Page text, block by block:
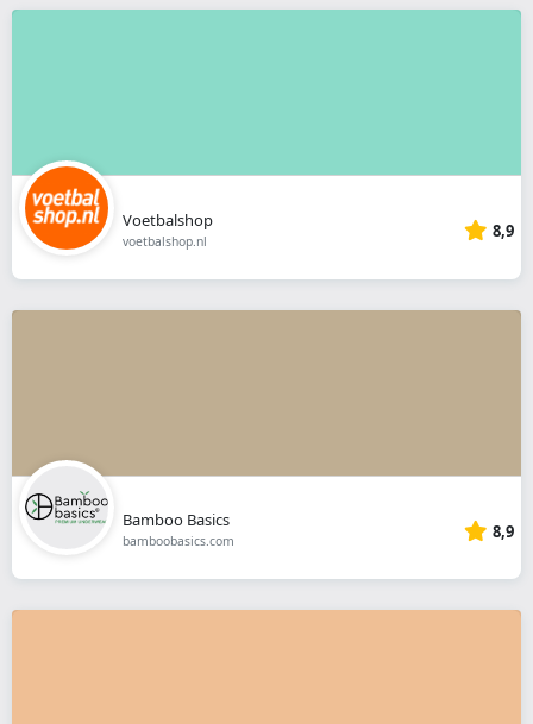
Voetbalshop
voetbalshop.nl 8,9
Bamboo Basics
bamboobasics.com 8,9